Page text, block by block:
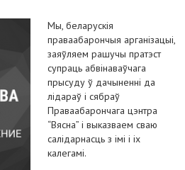
Мы, беларускія
праваабарончыя арганізацыі,
заяўляем рашучы пратэст
супраць абвінаваўчага
прысуду ў дачыненні да
лідараў і сябраў
Праваабарончага цэнтра
“Вясна” і выказваем сваю
салідарнасць з імі і іх
калегамі.